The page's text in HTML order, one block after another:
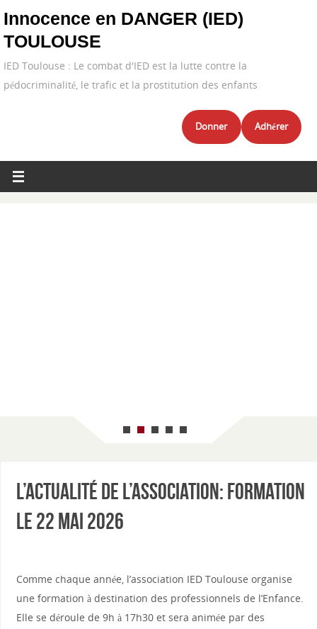
Innocence en DANGER (IED)
TOULOUSE
IED Toulouse : Le combat d'IED est la lutte contre la
pédocriminalité, le trafic et la prostitution des enfants
Donner Adhérer
pour les
L’actualité de l’association: formation
le 22 mai 2026
Comme chaque année, l’association IED Toulouse organise
une formation à destination des professionnels de l’Enfance.
Elle se déroule de 9h à 17h30 et sera animée par des